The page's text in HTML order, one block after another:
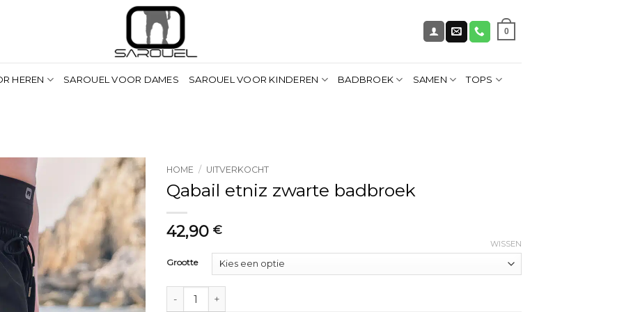
0
HEREN SAROUEL VOOR DAMES SAROUEL VOOR KINDEREN BADBROEK SAMEN TOPS
HOME / UITVERKOCHT
Qabail etniz zwarte badbroek
42,90 €
Grootte
WISSEN